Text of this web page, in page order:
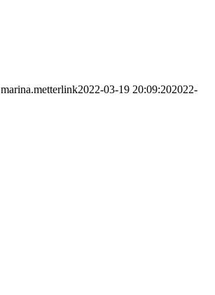
marina.metterlink2022-03-19 20:09:202022-